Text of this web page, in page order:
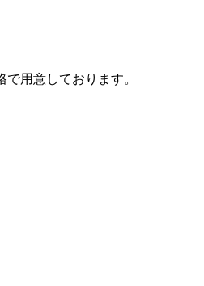
用意しております。